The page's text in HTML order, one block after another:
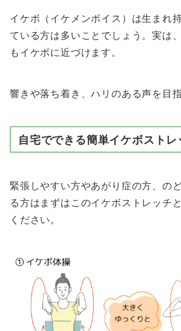
イケボ（イケメンボイス）は生まれ
ている方は多いことでしょう。実は
もイケボに近づけます。
響きや落ち着き、ハリのある声を目
自宅でできる簡単イケボスト
緊張しやすい方やあがり症の方、の
る方はまずはこのイケボストレッチ
ください。